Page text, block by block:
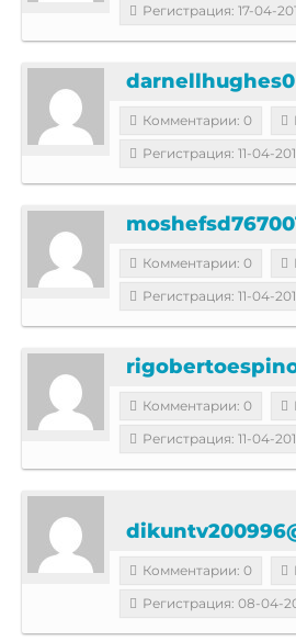
Регистрация: 17-04-
darnellhughes0
Комментарии: 0
Регистрация: 11-04-
Комментарии: 0
Регистрация: 11-04-
Комментарии: 0
Регистрация: 11-04-
Комментарии: 0
Регистрация: 08-04-